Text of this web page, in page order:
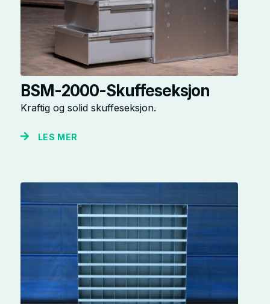
BSM-2000-Skuffeseksjon
Kraftig og solid skuffeseksjon.
LES MER